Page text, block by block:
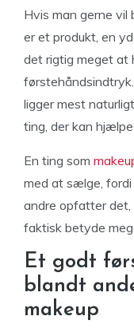
Hvis man gerne
er et produkt, en
det rigtig meget at
ligger mest
ting, der kan
En ting som
med at sælge, fordi
andre opfatter det,
faktisk betyde
Et godt
blandt
makeup